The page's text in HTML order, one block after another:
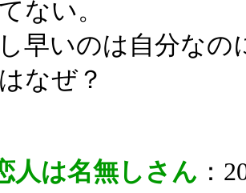
ない。
早いのは自分なの
なぜ？
人は名無しさん ：